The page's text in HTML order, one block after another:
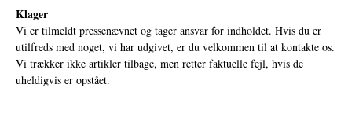
Klager
Vi er tilmeldt pressenævnet og tager ansvar for indholdet. Hvis du er
utilfreds med noget, vi har udgivet, er du velkommen til at kontakte os.
Vi trækker ikke artikler tilbage, men retter faktuelle fejl, hvis de
uheldigvis er opstået.